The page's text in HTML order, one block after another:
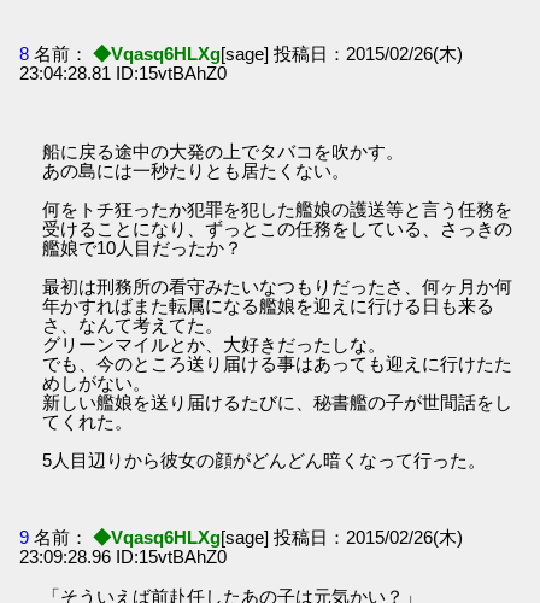
8 名前： ◆Vqasq6HLXg[sage] 投稿日：2015/02/26(木)
23:04:28.81 ID:15vtBAhZ0
船に戻る途中の大発の上でタバコを吹かす。
あの島には一秒たりとも居たくない。
何をトチ狂ったか犯罪を犯した艦娘の護送等と言う任務を
受けることになり、ずっとこの任務をしている、さっきの
艦娘で10人目だったか？
最初は刑務所の看守みたいなつもりだったさ、何ヶ月か何
年かすればまた転属になる艦娘を迎えに行ける日も来る
さ、なんて考えてた。
グリーンマイルとか、大好きだったしな。
でも、今のところ送り届ける事はあっても迎えに行けたた
めしがない。
新しい艦娘を送り届けるたびに、秘書艦の子が世間話をし
てくれた。
5人目辺りから彼女の顔がどんどん暗くなって行った。
9 名前： ◆Vqasq6HLXg[sage] 投稿日：2015/02/26(木)
23:09:28.96 ID:15vtBAhZ0
「そういえば前赴任したあの子は元気かい？」